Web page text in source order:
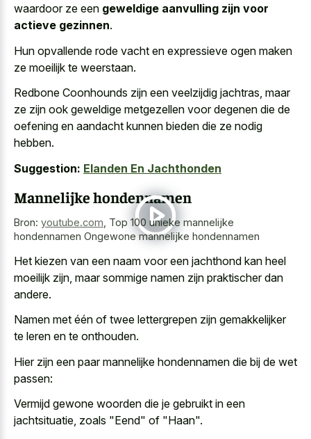
waardoor ze een geweldige aanvulling zijn voor
actieve gezinnen.
Hun opvallende rode vacht en expressieve ogen maken
ze moeilijk te weerstaan.
Redbone Coonhounds zijn een veelzijdig jachtras, maar
ze zijn ook geweldige metgezellen voor degenen die de
oefening en aandacht kunnen bieden die ze nodig
hebben.
Suggestion: Elanden En Jachthonden
Mannelijke hondennamen
Bron: youtube.com Top 100 unieke mannelijke
hondennamen Ongewone mannelijke hondennamen
Het kiezen van een naam voor een jachthond kan heel
moeilijk zijn, maar sommige namen zijn praktischer dan
andere.
Namen met één of twee lettergrepen zijn gemakkelijker
te leren en te onthouden.
Hier zijn een paar mannelijke hondennamen die bij de wet
passen:
Vermijd gewone woorden die je gebruikt in een
jachtsituatie, zoals "Eend" of "Haan".